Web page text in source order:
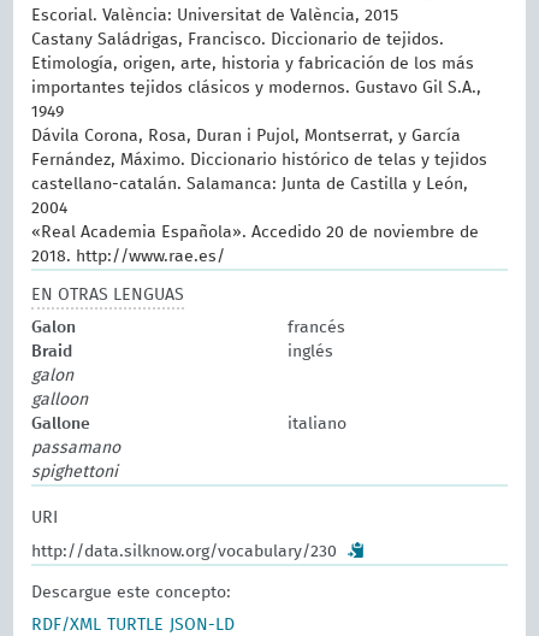
Escorial. València: Universitat de València, 2015
Castany Saládrigas, Francisco. Diccionario de tejidos.
Etimología, origen, arte, historia y fabricación de los más
importantes tejidos clásicos y modernos. Gustavo Gil S.A.,
1949
Dávila Corona, Rosa, Duran i Pujol, Montserrat, y García
Fernández, Máximo. Diccionario histórico de telas y tejidos
castellano-catalán. Salamanca: Junta de Castilla y León,
2004
«Real Academia Española». Accedido 20 de noviembre de
2018. http://www.rae.es/
EN OTRAS LENGUAS
Galon
francés
Braid
inglés
galon
galloon
Gallone
italiano
passamano
spighettoni
URI
http://data.silknow.org/vocabulary/230
Descargue este concepto:
RDF/XML
TURTLE JSON-LD